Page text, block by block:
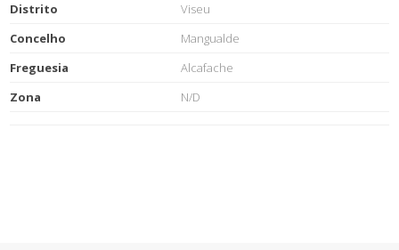
Distrito
Viseu
Concelho
Mangualde
Freguesia
Alcafache
Zona
N/D